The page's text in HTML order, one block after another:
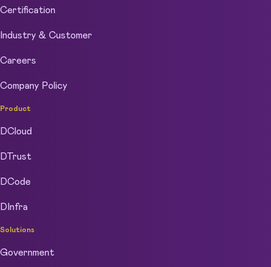
Certification
Industry & Customer
Careers
Company Policy
Product
DCloud
DTrust
DCode
DInfra
Solutions
Government